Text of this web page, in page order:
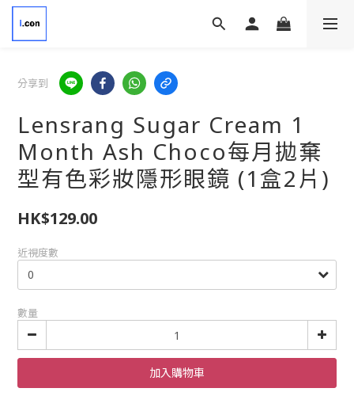
分享到
Lensrang Sugar Cream 1
Month Ash Choco每月拋棄
型有色彩妝隱形眼鏡 (1盒2片)
HK$129.00
近視度數
數量
加入購物車